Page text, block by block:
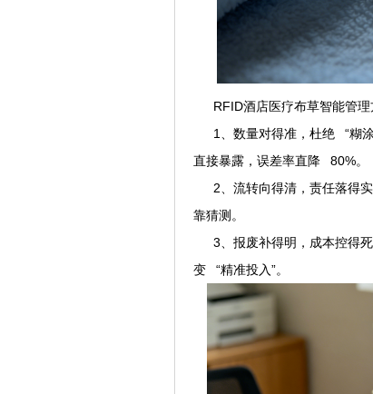
RFID酒店医疗布草智能管
1、数量对得准，杜绝 “糊涂
直接暴露，误差率直降 80%。
2、流转向得清，责任落得实
靠猜测。
3、报废补得明，成本控得死
变 “精准投入”。